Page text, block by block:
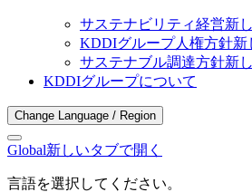
サステナビリティ経営新
KDDIグループ人権方針新
サステナブル調達方針新
KDDIグループについて
Change Language / Region
Global新しいタブで開く
言語を選択してください。